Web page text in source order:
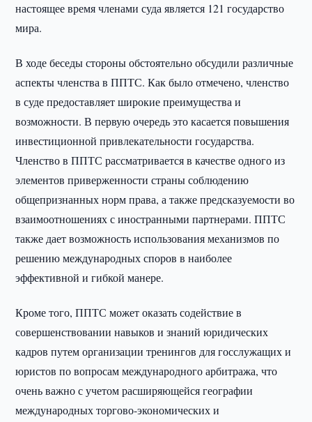
настоящее время членами суда является 121 государство
мира.
В ходе беседы стороны обстоятельно обсудили различные
аспекты членства в ППТС. Как было отмечено, членство
в суде предоставляет широкие преимущества и
возможности. В первую очередь это касается повышения
инвестиционной привлекательности государства.
Членство в ППТС рассматривается в качестве одного из
элементов приверженности страны соблюдению
общепризнанных норм права, а также предсказуемости во
взаимоотношениях с иностранными партнерами. ППТС
также дает возможность использования механизмов по
решению международных споров в наиболее
эффективной и гибкой манере.
Кроме того, ППТС может оказать содействие в
совершенствовании навыков и знаний юридических
кадров путем организации тренингов для госслужащих и
юристов по вопросам международного арбитража, что
очень важно с учетом расширяющейся географии
международных торгово-экономических и